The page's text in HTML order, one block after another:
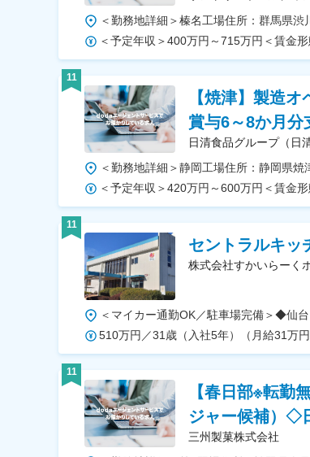
11
【焼津】製造
賞与6～8か月
日清食品グループ（日
11
セントラルキッ
株式会社すかいらーく
11
【春日部※転勤
ジャー候補）◇
三州製菓株式会社